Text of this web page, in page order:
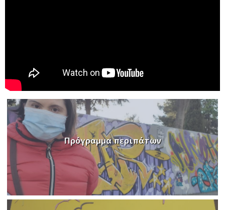
Πρόγραμμα περιπάτων